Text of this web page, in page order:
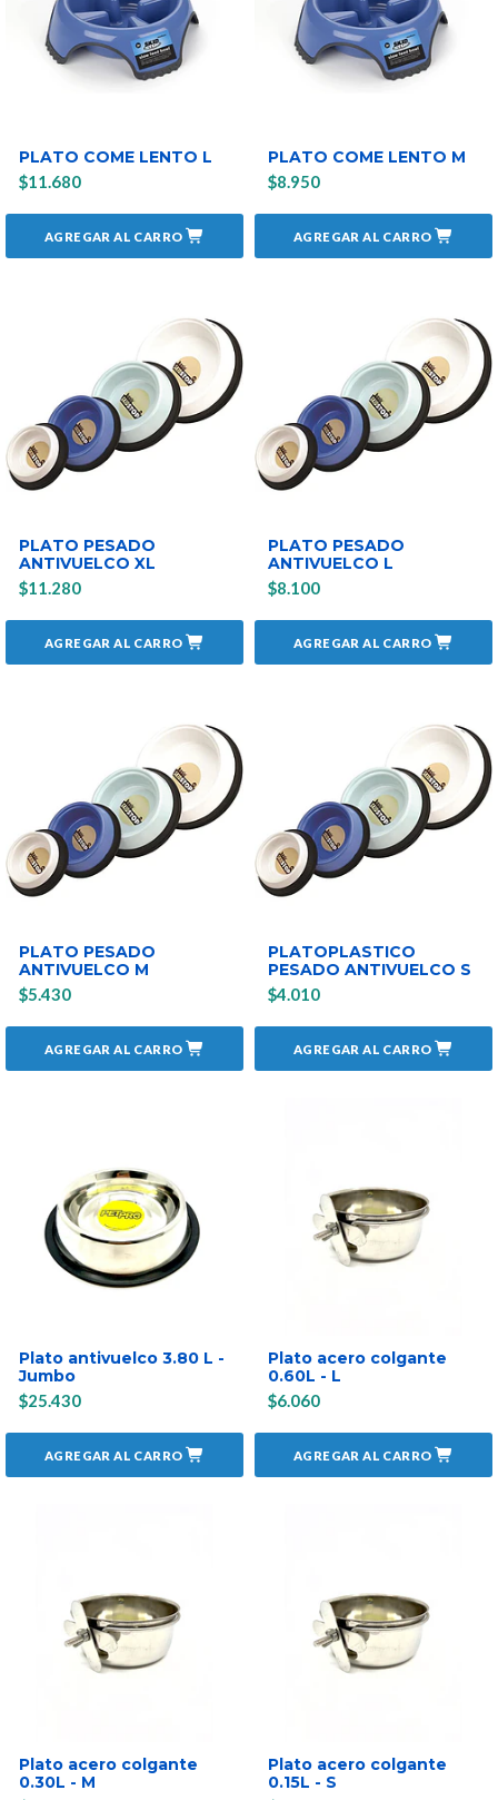
PLATO COME LENTO L
$11.680
AGREGAR AL CARRO
PLATO COME LENTO M
$8.950
AGREGAR AL CARRO
PLATO PESADO
ANTIVUELCO XL
$11.280
AGREGAR AL CARRO
PLATO PESADO
ANTIVUELCO L
$8.100
AGREGAR AL CARRO
PLATO PESADO
ANTIVUELCO M
$5.430
AGREGAR AL CARRO
PLATOPLASTICO
PESADO ANTIVUELCO S
$4.010
AGREGAR AL CARRO
Plato antivuelco 3.80 L -
Jumbo
$25.430
AGREGAR AL CARRO
Plato acero colgante
0.60L - L
$6.060
AGREGAR AL CARRO
Plato acero colgante
0.30L - M
Plato acero colgante
0.15L - S